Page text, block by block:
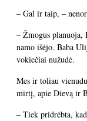
– Gal ir taip, –
– Žmogus planuoja,
namo išėjo. Baba
vokiečiai nužudė.
Mes ir toliau
mirtį, apie Dievą ir
– Tiek pridrėbta,